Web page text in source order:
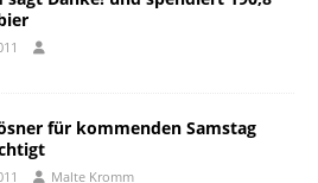
für kommenden Samstag
Malte Kromm